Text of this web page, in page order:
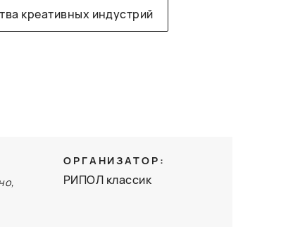
креативных индустрий
ОРГАНИЗАТОР:
РИПОЛ классик